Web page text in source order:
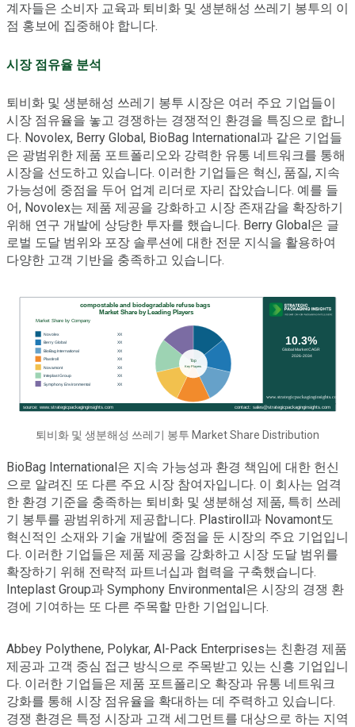
계자들은 소비자 교육과 퇴비화 및 생분해성 쓰레기 봉투의 이
점 홍보에 집중해야 합니다.
시장 점유율 분석
퇴비화 및 생분해성 쓰레기 봉투 시장은 여러 주요 기업들이
시장 점유율을 놓고 경쟁하는 경쟁적인 환경을 특징으로 합니
다. Novolex, Berry Global, BioBag International과 같은 기업들
은 광범위한 제품 포트폴리오와 강력한 유통 네트워크를 통해
시장을 선도하고 있습니다. 이러한 기업들은 혁신, 품질, 지속
가능성에 중점을 두어 업계 리더로 자리 잡았습니다. 예를 들
어, Novolex는 제품 제공을 강화하고 시장 존재감을 확장하기
위해 연구 개발에 상당한 투자를 했습니다. Berry Global은 글
로벌 도달 범위와 포장 솔루션에 대한 전문 지식을 활용하여
다양한 고객 기반을 충족하고 있습니다.
퇴비화 및 생분해성 쓰레기 봉투 Market Share Distribution
BioBag International은 지속 가능성과 환경 책임에 대한 헌신
으로 알려진 또 다른 주요 시장 참여자입니다. 이 회사는 엄격
한 환경 기준을 충족하는 퇴비화 및 생분해성 제품, 특히 쓰레
기 봉투를 광범위하게 제공합니다. Plastiroll과 Novamont도
혁신적인 소재와 기술 개발에 중점을 둔 시장의 주요 기업입니
다. 이러한 기업들은 제품 제공을 강화하고 시장 도달 범위를
확장하기 위해 전략적 파트너십과 협력을 구축했습니다.
Inteplast Group과 Symphony Environmental은 시장의 경쟁 환
경에 기여하는 또 다른 주목할 만한 기업입니다.
Abbey Polythene, Polykar, Al-Pack Enterprises는 친환경 제품
제공과 고객 중심 접근 방식으로 주목받고 있는 신흥 기업입니
다. 이러한 기업들은 제품 포트폴리오 확장과 유통 네트워크
강화를 통해 시장 점유율을 확대하는 데 주력하고 있습니다.
경쟁 환경은 특정 시장과 고객 세그먼트를 대상으로 하는 지역